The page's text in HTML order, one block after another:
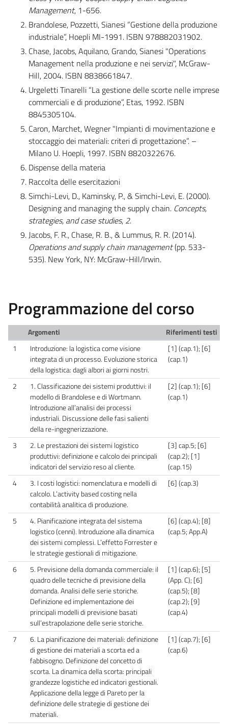
Management, 1-656.
Brandolese, Pozzetti, Sianesi “Gestione della produzione
industriale”, Hoepli MI-1991. ISBN 978882031902.
Chase, Jacobs, Aquilano, Grando, Sianesi "Operations
Management nella produzione e nei servizi", McGraw-
Hill, 2004. ISBN 8838661847.
Urgeletti Tinarelli “La gestione delle scorte nelle imprese
commerciali e di produzione”, Etas, 1992. ISBN
8845305104.
Caron, Marchet, Wegner "Impianti di movimentazione e
stoccaggio dei materiali: criteri di progettazione”. –
Milano U. Hoepli, 1997. ISBN 8820322676.
Dispense della materia
Raccolta delle esercitazioni
Simchi-Levi, D., Kaminsky, P., & Simchi-Levi, E. (2000).
Designing and managing the supply chain. Concepts,
strategies, and case studies, 2.
Jacobs, F. R., Chase, R. B., & Lummus, R. R. (2014).
Operations and supply chain management(pp. 533-
535). New York, NY: McGraw-Hill/Irwin.
Programmazione del corso
Argomenti
Riferimenti testi
1
Introduzione: la logistica come visione
integrata di un processo. Evoluzione storica
della logistica: dagli albori ai giorni nostri.
[1] (cap.1); [6]
(cap.1)
2
1. Classificazione dei sistemi produttivi: il
modello di Brandolese e di Wortmann.
Introduzione all’analisi dei processi
industriali. Discussione delle fasi salienti
della re-ingegnerizzazione.
[2] (cap.1); [6]
(cap.1)
3
2. Le prestazioni dei sistemi logistico
produttivi: definizione e calcolo dei principali
indicatori del servizio reso al cliente.
[3] cap.5; [6]
(cap.2); [1]
(cap.15)
4
3. I costi logistici: nomenclatura e modelli di
calcolo. L’activity based costing nella
contabilità analitica di produzione.
[6] (cap.3)
5
4. Pianificazione integrata del sistema
logistico (cenni). Introduzione alla dinamica
dei sistemi complessi. L’effetto Forrester e
le strategie gestionali di mitigazione.
[6] (cap.4); [8]
(cap.5; App.A)
6
5. Previsione della domanda commerciale: il
quadro delle tecniche di previsione della
domanda. Analisi delle serie storiche.
Definizione ed implementazione dei
principali modelli di previsione basati
sull’estrapolazione delle serie storiche.
[1] (cap.6); [5]
(App. C); [6]
(cap.5); [8]
(cap.2); [9]
(cap.4)
7
6. La pianificazione dei materiali: definizione
di gestione dei materiali a scorta ed a
fabbisogno. Definizione del concetto di
scorta. La dinamica della scorta: principali
grandezze logistiche ed indicatori gestionali.
Applicazione della legge di Pareto per la
definizione delle strategie di gestione dei
materiali.
[1] (cap.7); [6]
(cap.6)